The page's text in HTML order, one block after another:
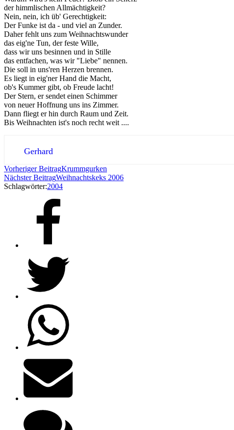
der himmlischen Allmächtigkeit?
Nein, nein, ich üb' Gerechtigkeit:
Der Funke ist da - und viel an Zunder.
Daher fehlt uns zum Weihnachtswunder
das eig'ne Tun, der feste Wille,
dass wir uns besinnen und in Stille
das entfachen, was wir "Liebe" nennen.
Die soll in uns'ren Herzen brennen.
Es liegt in eig'ner Hand die Macht,
ob's Kummer gibt, ob Freude lacht!
Der Stern, er sendet einen Schimmer
von neuer Hoffnung uns ins Zimmer.
Dann fliegt er hin durch Raum und Zeit.
Bis Weihnachten ist's noch recht weit ....
Gerhard
Vorheriger BeitragKrummgurken
Nächster BeitragWeihnachtskeks 2006
Schlagwörter:2004